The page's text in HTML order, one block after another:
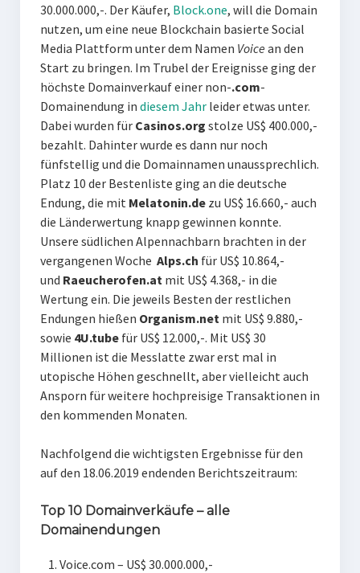
30.000.000,-. Der Käufer, Block.one, will die Domain
nutzen, um eine neue Blockchain basierte Social
Media Plattform unter dem Namen Voice an den
Start zu bringen. Im Trubel der Ereignisse ging der
höchste Domainverkauf einer non-.com-
Domainendung in diesem Jahrleider etwas unter.
Dabei wurden für Casinos.org stolze US$ 400.000,-
bezahlt. Dahinter wurde es dann nur noch
fünfstellig und die Domainnamen unaussprechlich.
Platz 10 der Bestenliste ging an die deutsche
Endung, die mit Melatonin.dezu US$ 16.660,- auch
die Länderwertung knapp gewinnen konnte.
Unsere südlichen Alpennachbarn brachten in der
vergangenen Woche Alps.ch für US$ 10.864,-
und Raeucherofen.at mit US$ 4.368,- in die
Wertung ein. Die jeweils Besten der restlichen
Endungen hießen Organism.net mit US$ 9.880,-
sowie 4U.tubefür US$ 12.000,-. Mit US$ 30
Millionen ist die Messlatte zwar erst mal in
utopische Höhen geschnellt, aber vielleicht auch
Ansporn für weitere hochpreisige Transaktionen in
den kommenden Monaten.
Nachfolgend die wichtigsten Ergebnisse für den
auf den 18.06.2019 endenden Berichtszeitraum:
Top 10 Domainverkäufe – alle
Domainendungen
Voice.com – US$ 30.000.000,-